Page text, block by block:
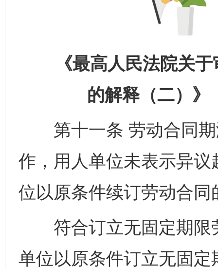
《最高人民法院关于
的解释（二）》
第十一条 劳动合同期
作，用人单位未表示异
位以原条件续订劳动合
符合订立无固定期限
单位以原条件订立无固